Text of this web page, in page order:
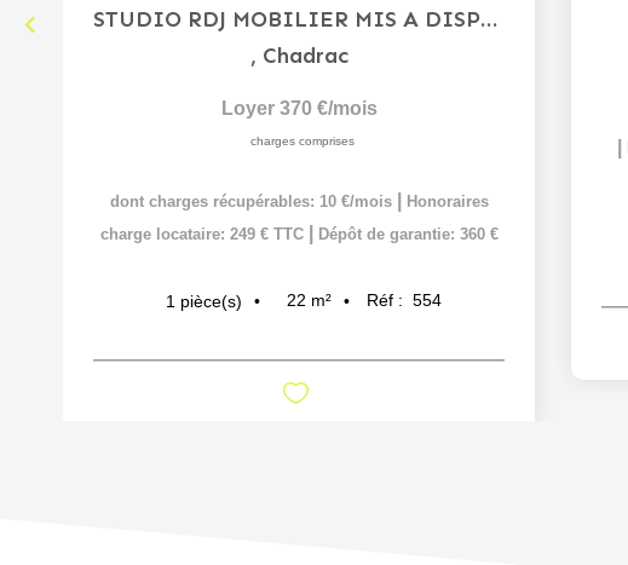
STUDIO RDJ MOBILIER MIS A DISPOSITION
, Chadrac
Loyer 370 €/mois
charges comprises
dont charges récupérables: 10 €/mois
Honoraires
charge locataire: 249 € TTC
Dépôt de garantie: 360 €
1 pièce(s) 22 m² Réf : 554